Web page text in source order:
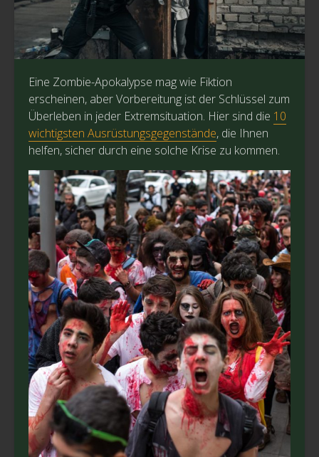
Eine Zombie-Apokalypse mag wie Fiktion
erscheinen, aber Vorbereitung ist der Schlüssel zum
Überleben in jeder Extremsituation. Hier sind die 10
wichtigsten Ausrüstungsgegenstände, die Ihnen
helfen, sicher durch eine solche Krise zu kommen.